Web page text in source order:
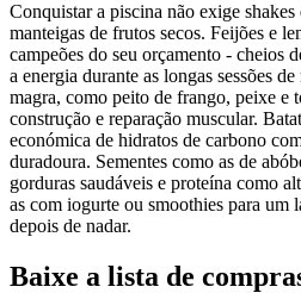
Conquistar a piscina não exige shakes
manteigas de frutos secos. Feijões e
campeões do seu orçamento - cheios
a energia durante as longas sessões
magra, como peito de frango, peixe e
construção e reparação muscular.
económica de hidratos de carbono
duradoura. Sementes como as de
gorduras saudáveis e proteína como
as com iogurte ou smoothies para um
depois de nadar.
Baixe a lista de